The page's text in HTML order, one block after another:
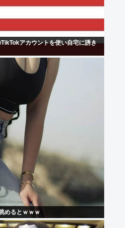
アカウントを使い自宅に誘き
めるとｗｗｗ